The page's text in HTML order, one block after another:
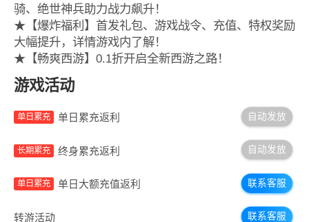
骑、绝世神兵助力战力飙升！
★【爆炸福利】首发礼包、游戏战令、充值、特权奖励
大幅提升，详情游戏内了解！
★【畅爽西游】0.1折开启全新西游之路！
游戏活动
单日累充 单日累充返利 自动发放
长期累充 终身累充返利 自动发放
单日累充 单日大额充值返利 联系客服
转游活动 联系客服